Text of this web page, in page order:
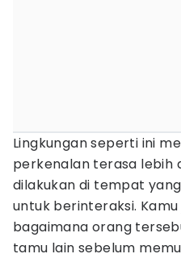
Lingkungan seperti ini
perkenalan terasa lebih
dilakukan di tempat
untuk berinteraksi.
bagaimana orang
tamu lain sebelum